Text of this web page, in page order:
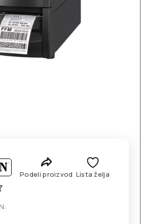
Podeli proizvod Lista želja